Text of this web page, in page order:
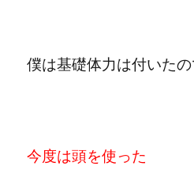
僕は基礎体力は付いた
今度は頭を使った